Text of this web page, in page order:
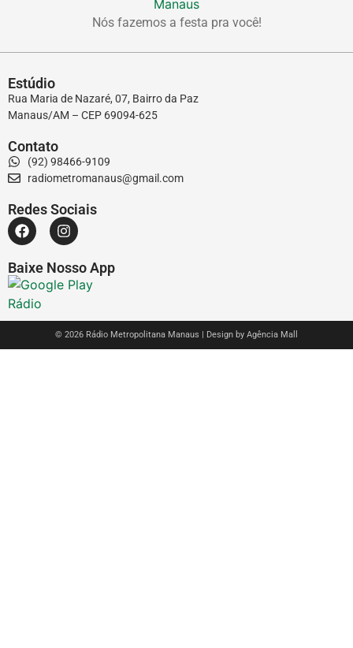
Nós fazemos a festa pra você!
Estúdio
Rua Maria de Nazaré, 07, Bairro da Paz
Manaus/AM – CEP 69094-625
Contato
(92) 98466-9109
radiometromanaus@gmail.com
Redes Sociais
Baixe Nosso App
© 2026 Rádio Metropolitana Manaus | Design by Agência Mall